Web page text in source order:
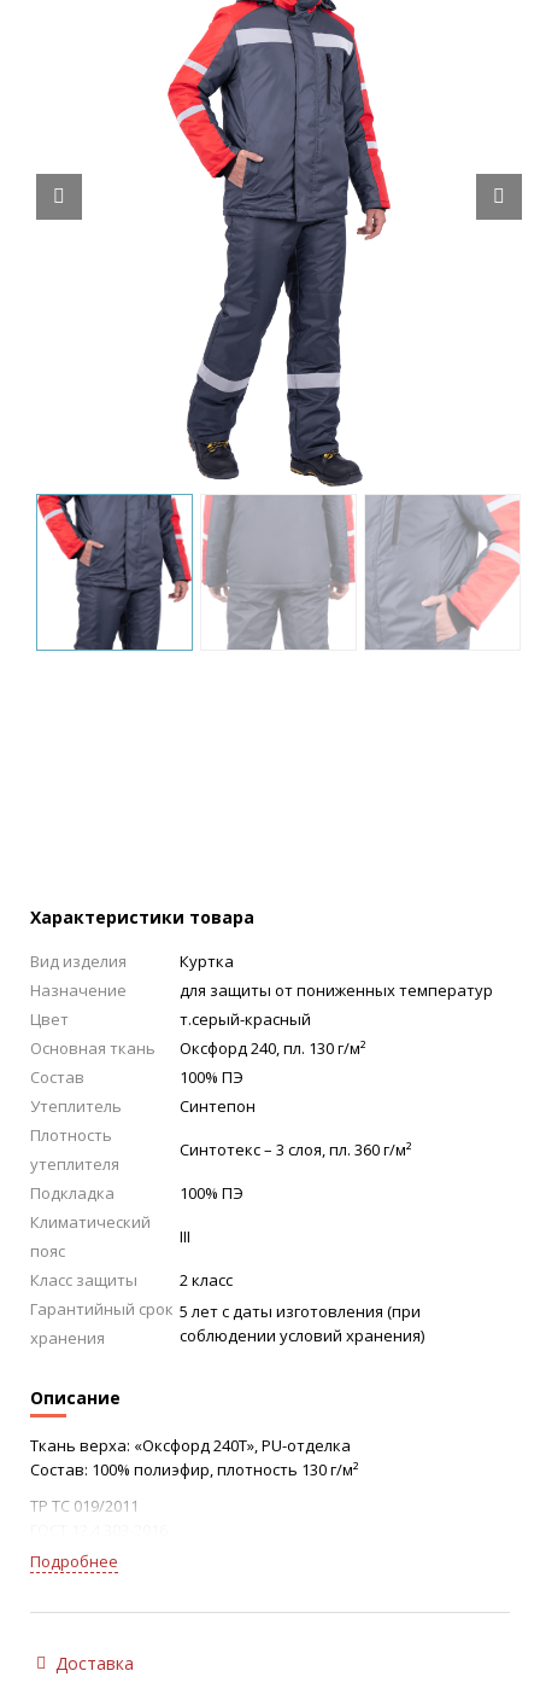
Характеристики товара
Описание
Ткань верха: «Оксфорд 240Т», PU-отделка
Состав: 100% полиэфир, плотность 130 г/м²
ТР ТС 019/2011
Защитные свойства:
Тн – защита от пониженных температур воздуха (2 класс
Вид изделия
Куртка
Назначение
для защиты от пониженных температур
Цвет
т.серый-красный
Основная ткань
Оксфорд 240, пл. 130 г/м²
Состав
100% ПЭ
Утеплитель
Синтепон
Плотность
утеплителя
Синтотекс – 3 слоя, пл. 360 г/м²
Подкладка
100% ПЭ
Климатический
пояс
III
Класс защиты
2 класс
Гарантийный срок
хранения
5 лет с даты изготовления (при
соблюдении условий хранения)
Подробнее
Доставка